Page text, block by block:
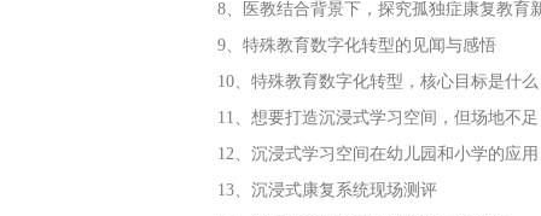
8、医教结合背景下，探究孤独症康复教育
9、特殊教育数字化转型的见闻与感悟
10、特殊教育数字化转型，核心目标是什
11、想要打造沉浸式学习空间，但场地不
12、沉浸式学习空间在幼儿园和小学的应用
13、沉浸式康复系统现场测评